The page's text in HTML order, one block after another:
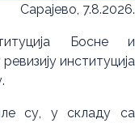
Сарајево, 7.8.2026.
Босне и
институција
су, у складу са